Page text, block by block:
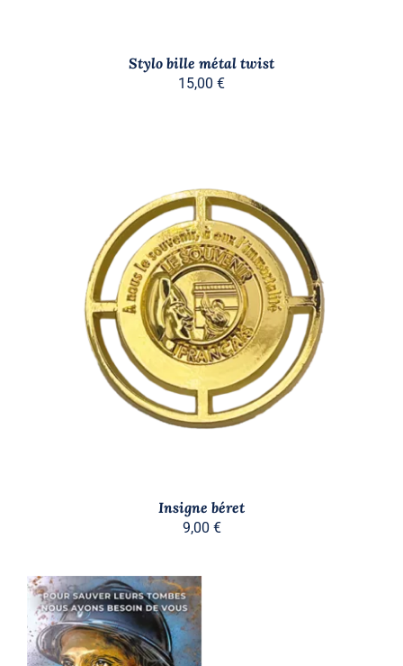
Stylo bille métal twist
15,00 €
AJOUTER AU PANIER
/
DÉTAILS
Insigne béret
9,00 €